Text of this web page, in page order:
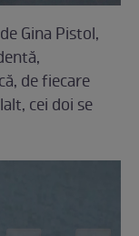
Gina Pistol,
de fiecare
cei doi se